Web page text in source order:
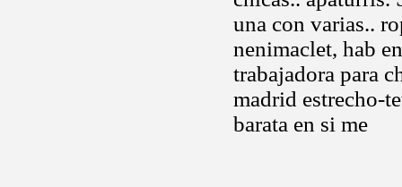
una con varias..
nenimaclet, hab
trabajadora para
madrid estrecho-
barata en si me